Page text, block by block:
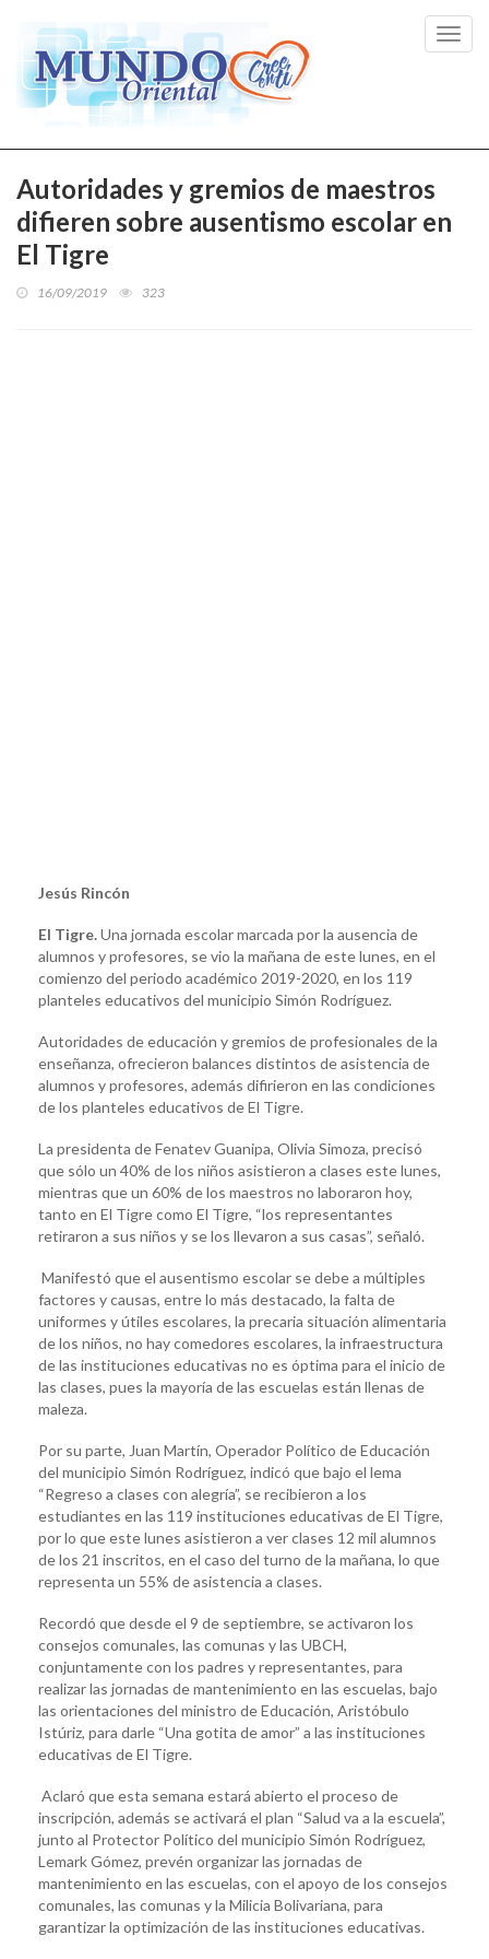
Autoridades y gremios de maestros
difieren sobre ausentismo escolar en
El Tigre
16/09/2019 323
Jesús Rincón
El Tigre.Una jornada escolar marcada por la ausencia de
alumnos y profesores, se vio la mañana de este lunes, en el
comienzo del periodo académico 2019-2020, en los 119
planteles educativos del municipio Simón Rodríguez.
Autoridades de educación y gremios de profesionales de la
enseñanza, ofrecieron balances distintos de asistencia de
alumnos y profesores, además difirieron en las condiciones
de los planteles educativos de El Tigre.
La presidenta de Fenatev Guanipa, Olivia Simoza, precisó
que sólo un 40% de los niños asistieron a clases este lunes,
mientras que un 60% de los maestros no laboraron hoy,
tanto en El Tigre como El Tigre, “los representantes
retiraron a sus niños y se los llevaron a sus casas”, señaló.
Manifestó que el ausentismo escolar se debe a múltiples
factores y causas, entre lo más destacado, la falta de
uniformes y útiles escolares, la precaria situación alimentaria
de los niños, no hay comedores escolares, la infraestructura
de las instituciones educativas no es óptima para el inicio de
las clases, pues la mayoría de las escuelas están llenas de
maleza.
Por su parte, Juan Martín, Operador Político de Educación
del municipio Simón Rodríguez, indicó que bajo el lema
“Regreso a clases con alegría”, se recibieron a los
estudiantes en las 119 instituciones educativas de El Tigre,
por lo que este lunes asistieron a ver clases 12 mil alumnos
de los 21 inscritos, en el caso del turno de la mañana, lo que
representa un 55% de asistencia a clases.
Recordó que desde el 9 de septiembre, se activaron los
consejos comunales, las comunas y las UBCH,
conjuntamente con los padres y representantes, para
realizar las jornadas de mantenimiento en las escuelas, bajo
las orientaciones del ministro de Educación, Aristóbulo
Istúriz, para darle “Una gotita de amor” a las instituciones
educativas de El Tigre.
Aclaró que esta semana estará abierto el proceso de
inscripción, además se activará el plan “Salud va a la escuela”,
junto al Protector Político del municipio Simón Rodríguez,
Lemark Gómez, prevén organizar las jornadas de
mantenimiento en las escuelas, con el apoyo de los consejos
comunales, las comunas y la Milicia Bolivariana, para
garantizar la optimización de las instituciones educativas.